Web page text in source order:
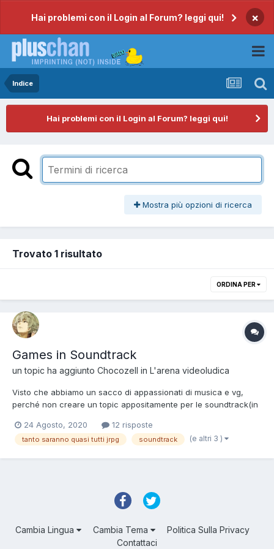
Hai problemi con il Login al Forum? leggi qui! ×
Indice
Hai problemi con il Login al Forum? leggi qui!
Mostra più opzioni di ricerca
Trovato 1 risultato
ORDINA PER
Games in Soundtrack
un topic ha aggiunto Chocozell in L'arena videoludica
Visto che abbiamo un sacco di appassionati di musica e vg,
perché non creare un topic appositamente per le soundtrack(in
capito l'antifona.
24 Agosto, 2020 12 risposte
tanto saranno quasi tutti jrpg soundtrack (e altri 3 )
Cambia Lingua Cambia Tema
Politica Sulla Privacy
Contattaci